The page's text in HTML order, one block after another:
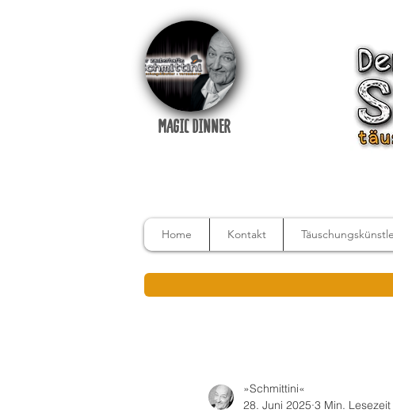
MAGIC DINNER
Home Kontakt
»Schmittini«
28. Juni 2025 3 Min. Lesezeit